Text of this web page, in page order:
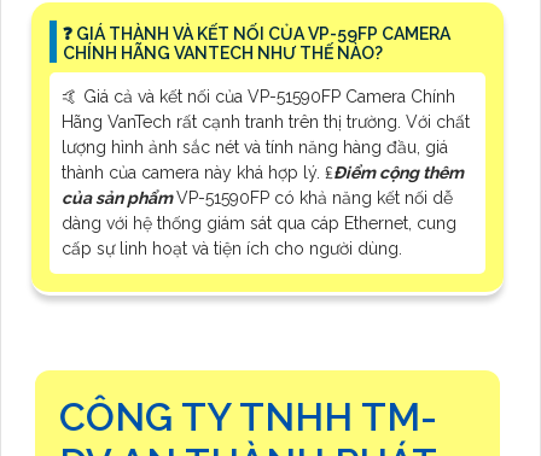
️❓ GIÁ THÀNH VÀ KẾT NỐI CỦA VP-59FP CAMERA
CHÍNH HÃNG VANTECH NHƯ THẾ NÀO?
🤙 Giá cả và kết nối của VP-51590FP Camera Chính
Hãng VanTech rất cạnh tranh trên thị trường. Với chất
lượng hình ảnh sắc nét và tính năng hàng đầu, giá
thành của camera này khá hợp lý. ₤Điểm cộng thêm
của sản phẩmVP-51590FP có khả năng kết nối dễ
dàng với hệ thống giám sát qua cáp Ethernet, cung
cấp sự linh hoạt và tiện ích cho người dùng.
CÔNG TY TNHH TM-